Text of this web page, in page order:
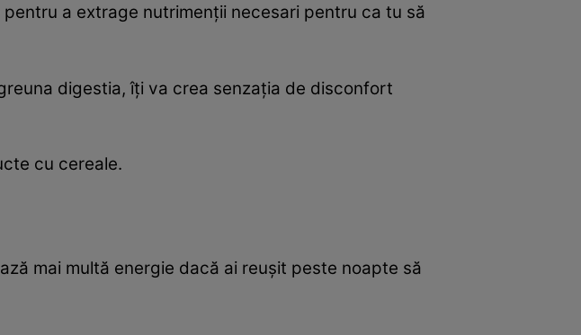
a extrage nutrimenţii necesari pentru ca tu să
digestia, îţi va crea senzaţia de disconfort
cu cereale.
mai multă energie dacă ai reuşit peste noapte să